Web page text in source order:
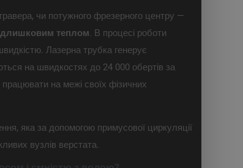
чи потужного фрезерного центру —
теплом . В процесі роботи
Лазерна трубка генерує
на швидкостях до 24 000 обертів за
на межі своїх фізичних
яка за допомогою примусової циркуляції
вузлів верстата.